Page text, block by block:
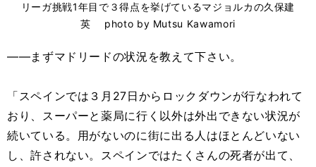
リーガ挑戦1年目で３得点を挙げているマジョルカの久保建
英 photo by Mutsu Kawamori
――まずマドリードの状況を教えて下さい。
「スペインでは３月27日からロックダウンが行なわれて
おり、スーパーと薬局に行く以外は外出できない状況が
続いている。用がないのに街に出る人はほとんどいない
し、許されない。スペインではたくさんの死者が出て、